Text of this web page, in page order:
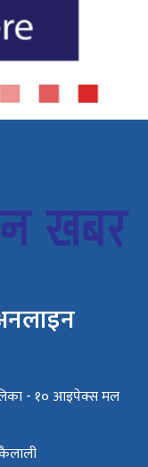
- १० आइपेक्स मल